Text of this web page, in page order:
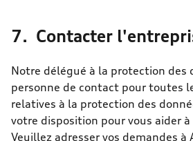
7. Contacter
Notre délégué à la protection des
personne de contact pour toutes
relatives à la protection des
votre disposition pour vous aider
Veuillez adresser vos demandes à